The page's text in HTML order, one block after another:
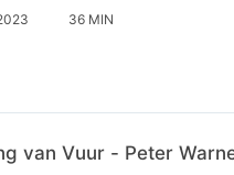
36 MIN
van Vuur - Peter